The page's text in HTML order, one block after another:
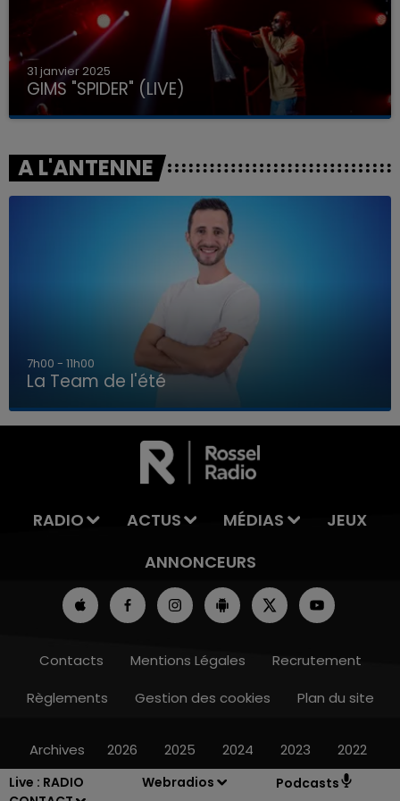
Live : RADIO
Webradios Podcasts
LA TEAM DE L'ÉTÉ
31 janvier 2025
GIMS "SPIDER" (LIVE)
A L'ANTENNE
7h00 - 11h00
La Team de l'été
RADIO ACTUS MÉDIAS
JEUX
ANNONCEURS
Contacts Mentions Légales
Recrutement
Règlements
Gestion des cookies Plan du site
Archives 2026 2025 2024 2023 2022